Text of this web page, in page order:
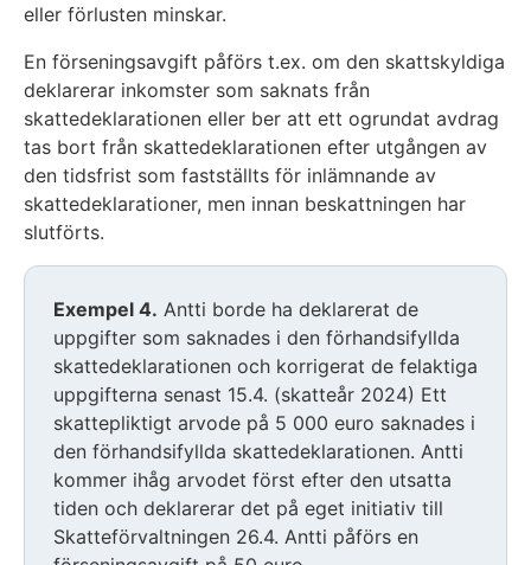
eller förlusten minskar.
En förseningsavgift påförs t.ex. om den skattskyldiga
deklarerar inkomster som saknats från
skattedeklarationen eller ber att ett ogrundat avdrag
tas bort från skattedeklarationen efter utgången av
den tidsfrist som fastställts för inlämnande av
skattedeklarationer, men innan beskattningen har
slutförts.
Exempel 4. Antti borde ha deklarerat de
uppgifter som saknades i den förhandsifyllda
skattedeklarationen och korrigerat de felaktiga
uppgifterna senast 15.4. (skatteår 2024) Ett
skattepliktigt arvode på 5 000 euro saknades i
den förhandsifyllda skattedeklarationen. Antti
kommer ihåg arvodet först efter den utsatta
tiden och deklarerar det på eget initiativ till
Skatteförvaltningen 26.4. Antti påförs en